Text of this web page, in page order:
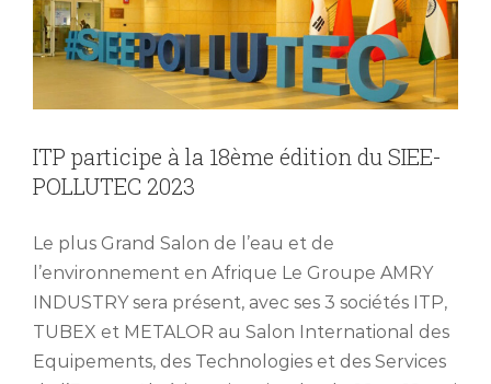
ITP participe à la 18ème édition du SIEE-
POLLUTEC 2023
Le plus Grand Salon de l’eau et de
l’environnement en Afrique Le Groupe AMRY
INDUSTRY sera présent, avec ses 3 sociétés ITP,
TUBEX et METALOR au Salon International des
Equipements, des Technologies et des Services